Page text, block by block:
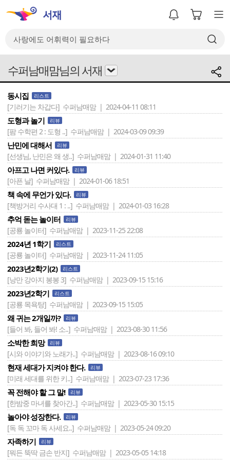
수퍼남매맘님의 서재
동시집 리스트
[기러기는 차갑다] 수퍼남매맘 | 2024-04-11 08:11
도형과 놀기 리뷰
[팜 수학편 2 : 도형 ..] 수퍼남매맘 | 2024-03-09 09:39
난민에 대해서 리뷰
[선생님, 난민은 왜 생..] 수퍼남매맘 | 2024-01-31 11:40
아프고 나면 커있다. 리뷰
[아픈 날] 수퍼남매맘 | 2024-01-06 18:51
책 속에 무언가 있다. 리뷰
[책방거리 수사대 1 : ..] 수퍼남매맘 | 2024-01-03 16:28
추억 돋는 놀이터 리뷰
[공룡 놀이터] 수퍼남매맘 | 2023-11-25 22:08
2024년 1학기 리스트
[공룡 놀이터] 수퍼남매맘 | 2023-11-24 11:05
2023년2학기(2) 리스트
[낭만 강아지 봉봉 3] 수퍼남매맘 | 2023-09-15 15:16
2023년2학기 리스트
[공룡 목욕탕] 수퍼남매맘 | 2023-09-15 15:05
왜 귀는 2개일까? 리뷰
[들어 봐, 들어 봐! 소..] 수퍼남매맘 | 2023-08-30 11:56
소박한 희망 리뷰
[시와 이야기와 노래가..] 수퍼남매맘 | 2023-08-16 09:10
현재 세대가 지켜야 한다. 리뷰
[미래 세대를 위한 키..] 수퍼남매맘 | 2023-07-23 17:36
꼭 전해야 할 그 말! 리뷰
[한밤중 마녀를 찾아간..] 수퍼남매맘 | 2023-05-30 15:15
놀아야 성장한다. 리뷰
[독 독 꼬마 독 사세요..] 수퍼남매맘 | 2023-05-24 09:20
자족하기 리뷰
[뭐든 뚝딱 금손 반지] 수퍼남매맘 | 2023-05-05 14:18